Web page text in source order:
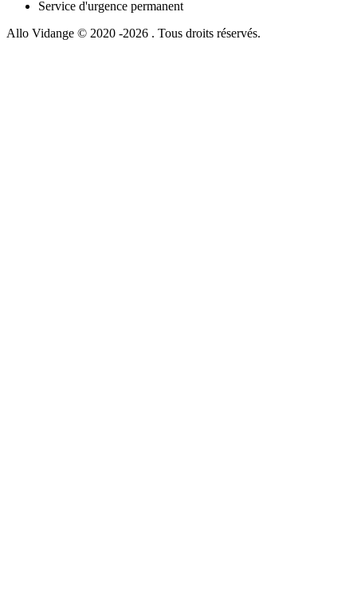
Service d'urgence permanent
Allo Vidange © 2020 -2026 . Tous droits réservés.